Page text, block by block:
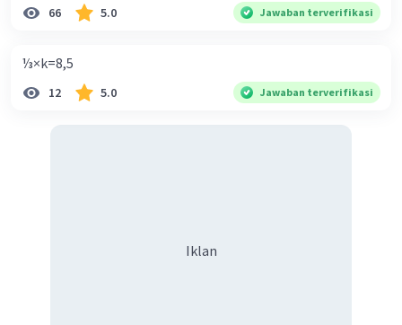
66 5.0 Jawaban terverifikasi
⅓×k=8,5
12 5.0 Jawaban terverifikasi
Iklan